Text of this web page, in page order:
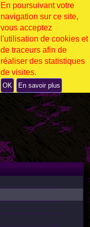
En poursuivant votre
navigation sur ce site,
vous acceptez
l'utilisation de cookies et
de traceurs afin de
réaliser des statistiques
de visites.
OK En savoir plus